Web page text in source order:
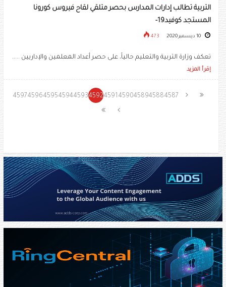
التربية تطالب إدارات المدارس بحصر متلقي لقاح فيروس كورونا
المستجد كوفيد19-
473
تعكف وزارة التربية والتعليم حالياً، على حصر أعداد المعلمين والإداريين .....
إقرأ المزيد
4587
4588
4589
4590
4591
4592
4593
4594
4595
4596
4597